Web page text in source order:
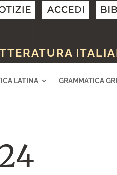
LATINA GRAMMATICA